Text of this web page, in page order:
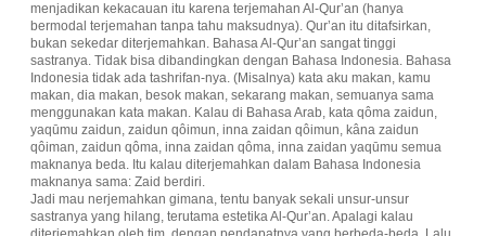
menjadikan kekacauan itu karena terjemahan Al-Qur’an (hanya
bermodal terjemahan tanpa tahu maksudnya). Qur’an itu ditafsirkan,
bukan sekedar diterjemahkan. Bahasa Al-Qur’an sangat tinggi
sastranya. Tidak bisa dibandingkan dengan Bahasa Indonesia. Bahasa
Indonesia tidak ada tashrifan-nya. (Misalnya) kata aku makan, kamu
makan, dia makan, besok makan, sekarang makan, semuanya sama
menggunakan kata makan. Kalau di Bahasa Arab, kata qôma zaidun,
yaqūmu zaidun, zaidun qôimun, inna zaidan qôimun, kâna zaidun
qôiman, zaidun qôma, inna zaidan qôma, inna zaidan yaqūmu semua
maknanya beda. Itu kalau diterjemahkan dalam Bahasa Indonesia
maknanya sama: Zaid berdiri.
Jadi mau nerjemahkan gimana, tentu banyak sekali unsur-unsur
sastranya yang hilang, terutama estetika Al-Qur’an. Apalagi kalau